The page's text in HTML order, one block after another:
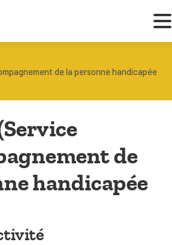
ATL
DES ACTIVITÉS
activité
de la personne handicapée
de
handicapée